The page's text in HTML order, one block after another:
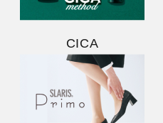
CICA